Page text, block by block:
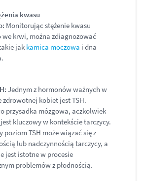
kwasu
Monitorując stężenie kwasu
we krwi, można zdiagnozować
jak kamica moczowa i dna
Jednym z hormonów ważnych w
zdrowotnej kobiet jest TSH.
przysadka mózgowa, aczkolwiek
kluczowy w kontekście tarczycy.
poziom TSH może wiązać się z
lub nadczynnością tarczycy, a
jest istotne w procesie
problemów z płodnością.